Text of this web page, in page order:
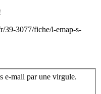
39-3077/fiche/l-emap-s-
e-mail par une virgule.